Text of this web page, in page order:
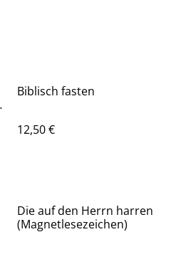
Biblisch fasten
12,50 €
Die auf den Herrn harren
(Magnetlesezeichen)